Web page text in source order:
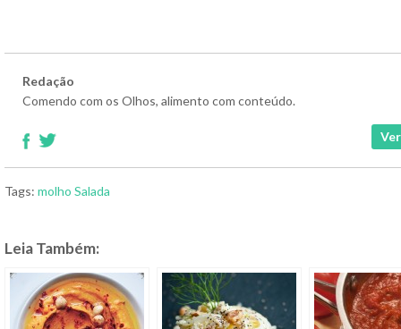
Redação
Comendo com os Olhos, alimento com conteúdo.
Tags: molho Salada
Leia Também: